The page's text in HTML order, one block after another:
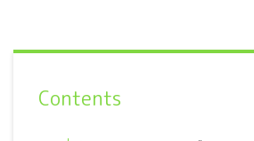
Contents